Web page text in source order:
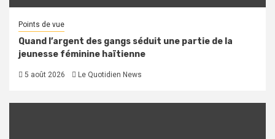
Points de vue
Quand l’argent des gangs séduit une partie de la
jeunesse féminine haïtienne
5 août 2026 Le Quotidien News